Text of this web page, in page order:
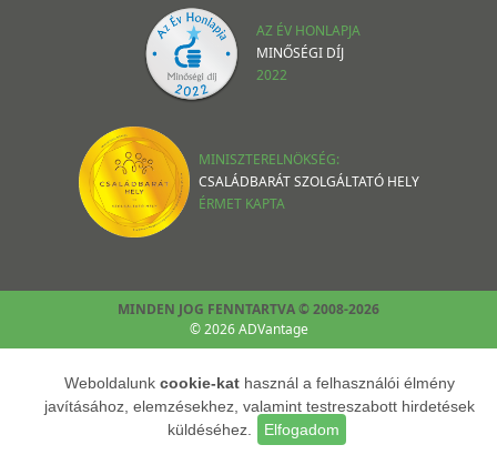
AZ ÉV HONLAPJA
MINŐSÉGI DÍJ
2022
MINISZTERELNÖKSÉG:
CSALÁDBARÁT SZOLGÁLTATÓ HELY
ÉRMET KAPTA
MINDEN JOG FENNTARTVA © 2008-2026
© 2026 ADVantage
Weboldalunk cookie-kat használ a felhasználói élmény
javításához, elemzésekhez, valamint testreszabott hirdetések
küldéséhez.
Elfogadom